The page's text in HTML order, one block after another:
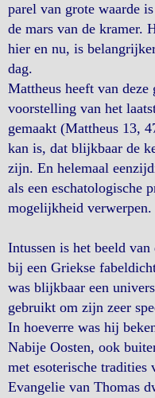
parel van grote waarde
de mars van de kramer.
hier en nu, is
dag.
Mattheus heeft van
voorstelling van het
gemaakt (Mattheus 13,
kan is, dat blijkbaar de
zijn. En helemaal
als een eschatologische
mogelijkheid verwerpen.
Intussen is het beeld
bij een Griekse
was blijkbaar een
gebruikt om zijn zeer
In hoeverre was hij
Nabije Oosten, ook
met esoterische tradities
Evangelie van Thomas